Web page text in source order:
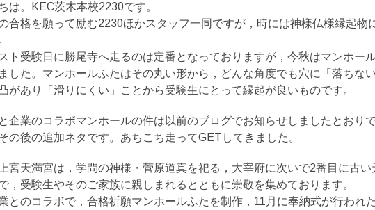
は。KEC茨木本校2230です。
合格を願って励む2230ほかスタッフ一同ですが，時には神様仏様縁起物
ト受験日に勝尾寺へ走るのは定番となっておりますが，今秋はマンホー
した。マンホールふたはその丸い形から，どんな角度でも穴に「落ちな
があり「滑りにくい」ことから受験生にとって縁起が良いものです。
企業のコラボマンホールの件は以前のブログでお知らせしましたとおりで
の後の追加ネタです。あちこち走ってGETしてきました。
宮天満宮は，学問の神様・菅原道真を祀る，大宰府に次いで2番目に古い
，受験生やそのご家族に親しまれるとともに崇敬を集めております。
とのコラボで，合格祈願マンホールふたを制作，11月に奉納式が行われ